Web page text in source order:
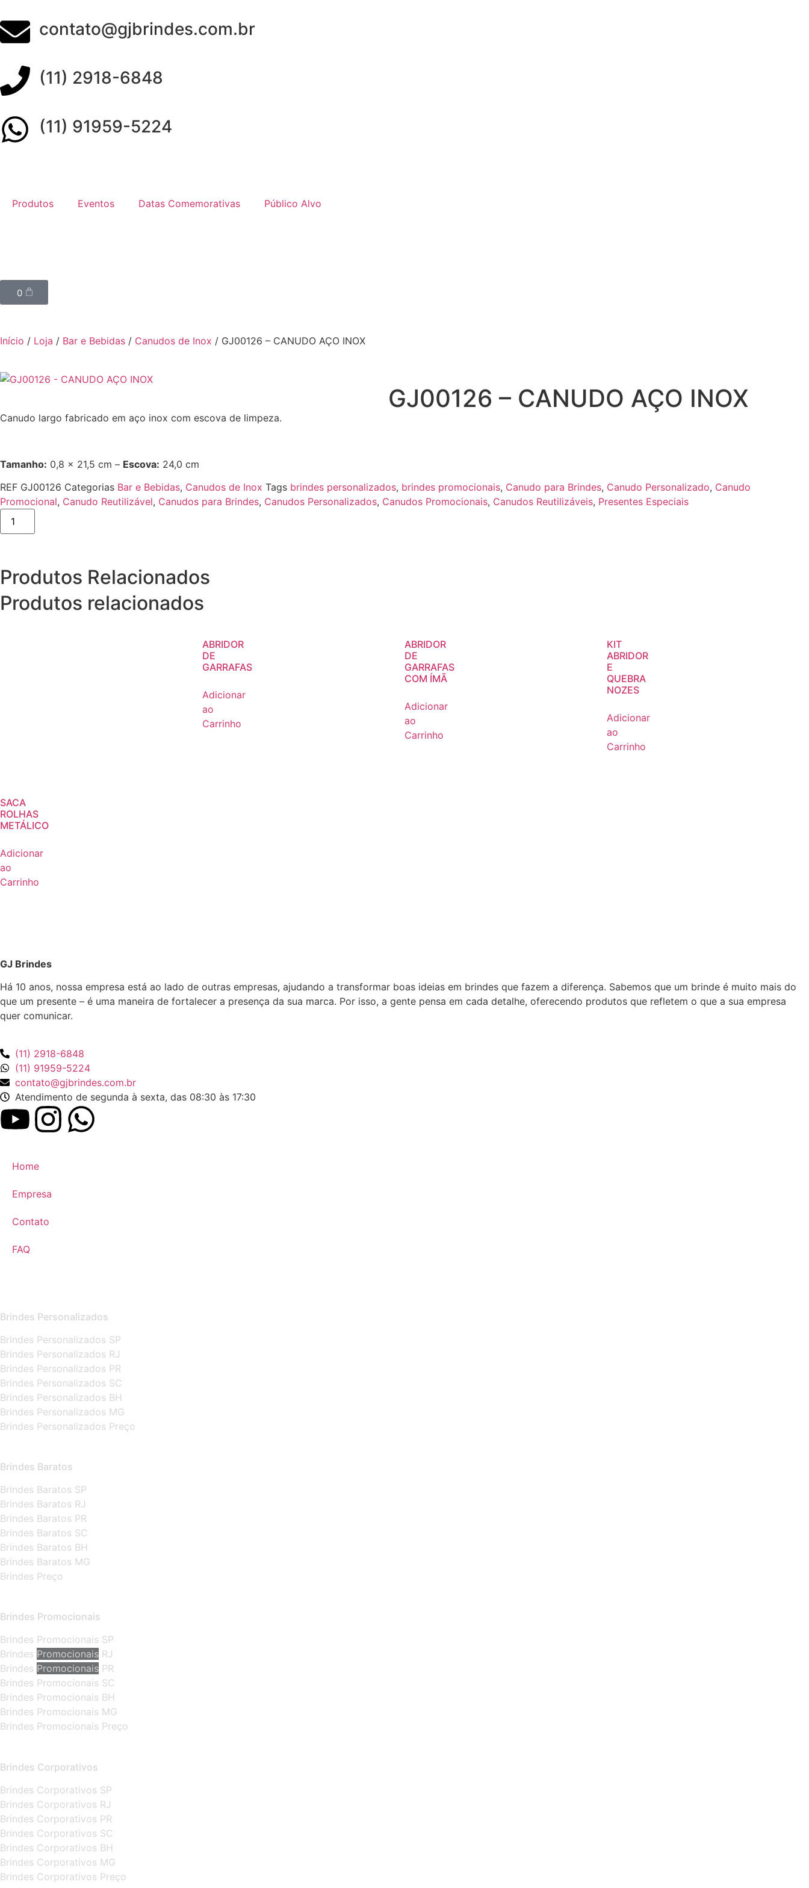
contato@gjbrindes.com.br
(11) 2918-6848
(11) 91959-5224
Produtos Eventos Datas Comemorativas Público Alvo
0
Início / Loja / Bar e Bebidas / Canudos de Inox / GJ00126 – CANUDO AÇO INOX
GJ00126 – CANUDO AÇO INOX
Canudo largo fabricado em aço inox com escova de limpeza.
Tamanho: 0,8 x 21,5 cm – Escova: 24,0 cm
REF GJ00126 Categorias Bar e Bebidas, Canudos de Inox Tags brindes personalizados, brindes promocionais, Canudo para Brindes, Canudo Personalizado, Canudo
Promocional, Canudo Reutilizável, Canudos para Brindes, Canudos Personalizados, Canudos Promocionais, Canudos Reutilizáveis, Presentes Especiais
Produtos Relacionados
Produtos relacionados
ABRIDOR
DE
GARRAFAS
Adicionar
ao
Carrinho
ABRIDOR
DE
GARRAFAS
COM ÍMÃ
Adicionar
ao
Carrinho
KIT
ABRIDOR
E
QUEBRA
NOZES
Adicionar
ao
Carrinho
SACA
ROLHAS
METÁLICO
Adicionar
ao
Carrinho
GJ Brindes
Há 10 anos, nossa empresa está ao lado de outras empresas, ajudando a transformar boas ideias em brindes que fazem a diferença. Sabemos que um brinde é muito mais do
que um presente – é uma maneira de fortalecer a presença da sua marca. Por isso, a gente pensa em cada detalhe, oferecendo produtos que refletem o que a sua empresa
quer comunicar.
(11) 2918-6848
(11) 91959-5224
contato@gjbrindes.com.br
Atendimento de segunda à sexta, das 08:30 às 17:30
Home
Empresa
Contato
FAQ
Brindes Personalizados
Brindes Personalizados SP
Brindes Personalizados RJ
Brindes Personalizados PR
Brindes Personalizados SC
Brindes Personalizados BH
Brindes Personalizados MG
Brindes Personalizados Preço
Brindes Baratos
Brindes Baratos SP
Brindes Baratos RJ
Brindes Baratos PR
Brindes Baratos SC
Brindes Baratos BH
Brindes Baratos MG
Brindes Preço
Brindes Promocionais
Brindes Promocionais SP
Brindes Promocionais RJ
Brindes Promocionais PR
Brindes Promocionais SC
Brindes Promocionais BH
Brindes Promocionais MG
Brindes Promocionais Preço
Brindes Corporativos
Brindes Corporativos SP
Brindes Corporativos RJ
Brindes Corporativos PR
Brindes Corporativos SC
Brindes Corporativos BH
Brindes Corporativos MG
Brindes Corporativos Preço